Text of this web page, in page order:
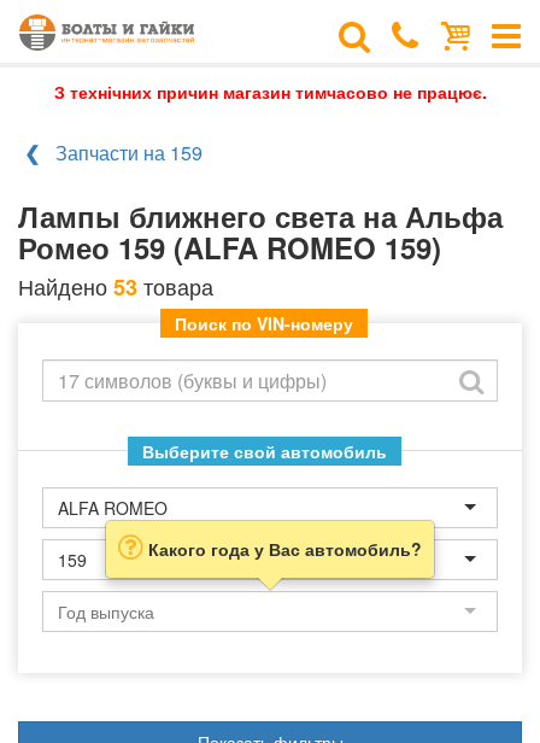
З технічних причин магазин тимчасово не працює.
Запчасти на 159
Лампы ближнего света на Альфа
Ромео 159 (ALFA ROMEO 159)
Найдено53товара
Поиск по VIN-номеру
Выберите свой автомобиль
ALFA ROMEO
159 Какого года у Вас автомобиль?